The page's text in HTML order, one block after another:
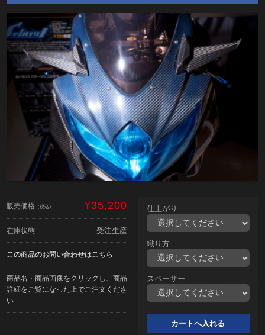
販売価格 （税込） ¥35,200
在庫状態 受注生産
この商品のお問い合わせはこちら
商品名・商品画像をクリックし、商品
詳細をご覧になった上でご注文くださ
い
仕上がり
織り方
スペーサー